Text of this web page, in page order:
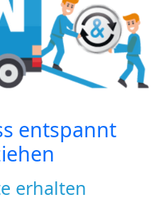
entspannt
erhalten